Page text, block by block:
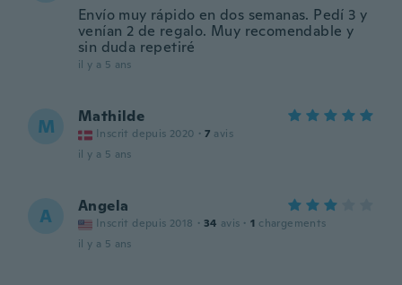
Envío muy rápido en dos semanas. Pedí 3 y
venían 2 de regalo. Muy recomendable y
sin duda repetiré
il y a 5 ans
M Mathilde
Inscrit depuis 2020 · 7 avis
il y a 5 ans
A Angela
Inscrit depuis 2018 · 34 avis · 1 chargements
il y a 5 ans